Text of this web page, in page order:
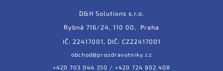
D&H Solutions s.r.o.
Rybná 716/24, 110 00, Praha
IČ: 22417001, DIČ: CZ22417001
obchod@prozdravotniky.cz
+420 703 044 350 / +420 724 802 408